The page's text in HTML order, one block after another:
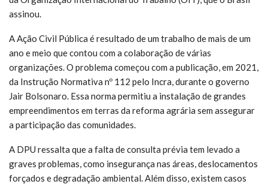
assinou.
A Ação Civil Pública é resultado de um trabalho de mais de um
ano e meio que contou com a colaboração de várias
organizações. O problema começou com a publicação, em 2021,
da Instrução Normativa nº 112 pelo Incra, durante o governo
Jair Bolsonaro. Essa norma permitiu a instalação de grandes
empreendimentos em terras da reforma agrária sem assegurar
a participação das comunidades.
A DPU ressalta que a falta de consulta prévia tem levado a
graves problemas, como insegurança nas áreas, deslocamentos
forçados e degradação ambiental. Além disso, existem casos